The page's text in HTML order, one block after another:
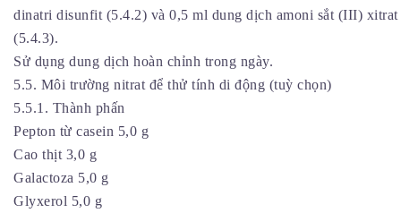
dinatri disunfit (5.4.2) và 0,5 ml dung dịch amoni sắt (III) xitrat
(5.4.3).
Sử dụng dung dịch hoàn chỉnh trong ngày.
5.5. Môi trường nitrat để thử tính di động (tuỳ chọn)
5.5.1. Thành phấn
Pepton từ casein 5,0 g
Cao thịt 3,0 g
Galactoza 5,0 g
Glyxerol 5,0 g